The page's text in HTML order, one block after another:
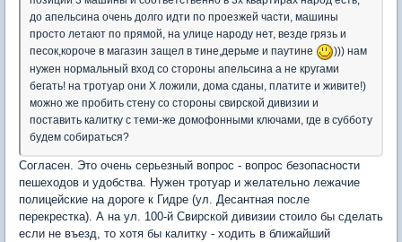
до апельсина очень долго идти по проезжей части, машины
просто летают по прямой, на улице народу нет, везде грязь и
песок,короче в магазин защел в тине,дерьме и паутине
))) нам
нужен нормальный вход со стороны апельсина а не кругами
бегать! на тротуар они Х ложили, дома сданы, платите и живите!)
можно же пробить стену со стороны свирской дивизии и
поставить калитку с теми-же домофонными ключами, где в субботу
будем собираться?
Согласен. Это очень серьезный вопрос - вопрос безопасности
пешеходов и удобства. Нужен тротуар и желательно лежачие
полицейские на дороге к Гидре (ул. Десантная после
перекрестка). А на ул. 100-й Свирской дивизии стоило бы сделать
если не въезд, то хотя бы калитку - ходить в ближайший